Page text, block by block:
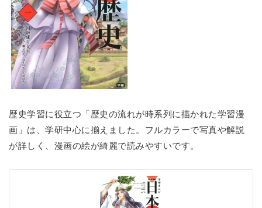
歴史学習に役立つ「歴史の流れが時系列に描かれた学習漫
画」は、学研中心に揃えました。フルカラーで写真や解説
が詳しく、漫画の絵が綺麗で読みやすいです。